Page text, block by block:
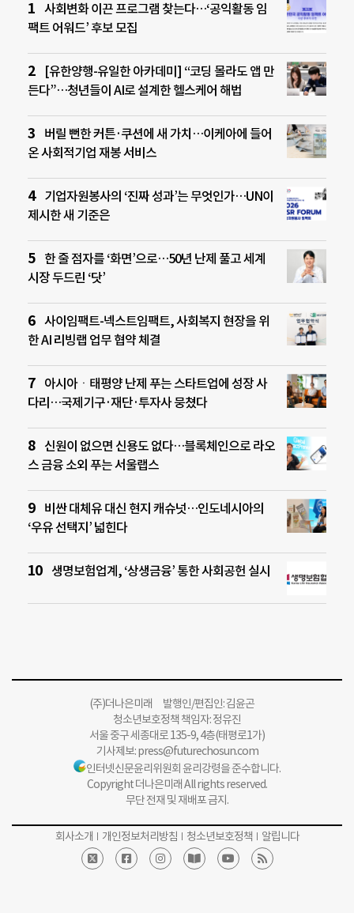
사회변화 이끈 프로그램 찾는다…‘공익활동 임
팩트 어워드’ 후보 모집
[유한양행-유일한 아카데미] “코딩 몰라도 앱 만
든다”…청년들이 AI로 설계한 헬스케어 해법
버릴 뻔한 커튼·쿠션에 새 가치…이케아에 들어
온 사회적기업 재봉 서비스
기업자원봉사의 ‘진짜 성과’는 무엇인가…UN이
제시한 새 기준은
한 줄 점자를 ‘화면’으로…50년 난제 풀고 세계
시장 두드린 ‘닷’
사이임팩트-넥스트임팩트, 사회복지 현장을 위
한 AI 리빙랩 업무 협약 체결
아시아ㆍ태평양 난제 푸는 스타트업에 성장 사
다리…국제기구·재단·투자사 뭉쳤다
신원이 없으면 신용도 없다…블록체인으로 라오
스 금융 소외 푸는 서울랩스
비싼 대체유 대신 현지 캐슈넛…인도네시아의
‘우유 선택지’ 넓힌다
생명보험업계, ‘상생금융’ 통한 사회공헌 실시
(주)더나은미래 발행인/편집인: 김윤곤
청소년보호정책 책임자: 정유진
서울 중구 세종대로 135-9, 4층(태평로1가)
기사제보:press@futurechosun.com
인터넷신문윤리위원회 윤리강령을 준수합니다.
Copyright 더나은미래 All rights reserved.
무단 전재 및 재배포 금지.
회사소개 개인정보처리방침 청소년보호정책 알립니다